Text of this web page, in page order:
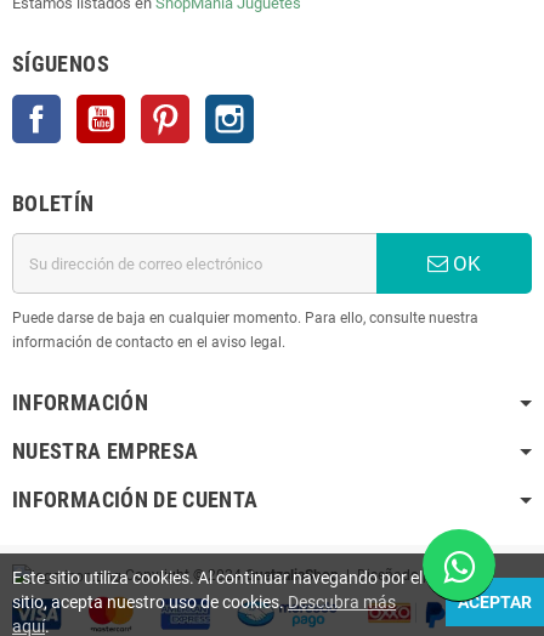
SÍGUENOS
Facebook YouTube Pinterest
BOLETÍN
OK
Puede darse de baja en cualquier momento. Para ello, consulte nuestra
información de contacto en el aviso legal.
INFORMACIÓN
NUESTRA EMPRESA
INFORMACIÓN DE CUENTA
Copyright © 2024QuetzaliaShop| Diseñado porK
Este sitio utiliza cookies. Al continuar navegando por el
sitio, acepta nuestro uso de cookies.Descubra más
aquí.
ACEPTAR